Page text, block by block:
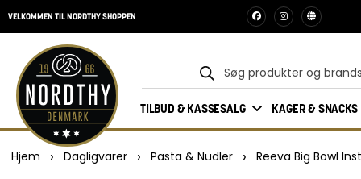
VELKOMMEN TIL NORDTHY SHOPPEN
TILBUD & KASSESALG KAGER & SNACKS
Hjem › Dagligvarer › Pasta & Nudler › Reeva Big Bowl